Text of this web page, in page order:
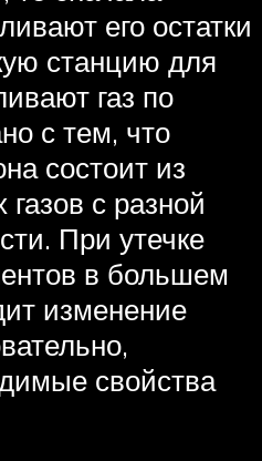
его остатки
станцию для
газ по
с тем, что
состоит из
с разной
При утечке
в большем
изменение
свойства